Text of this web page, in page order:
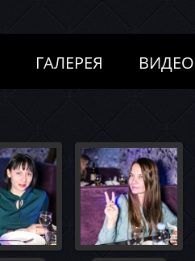
ГАЛЕРЕЯ ВИДЕО